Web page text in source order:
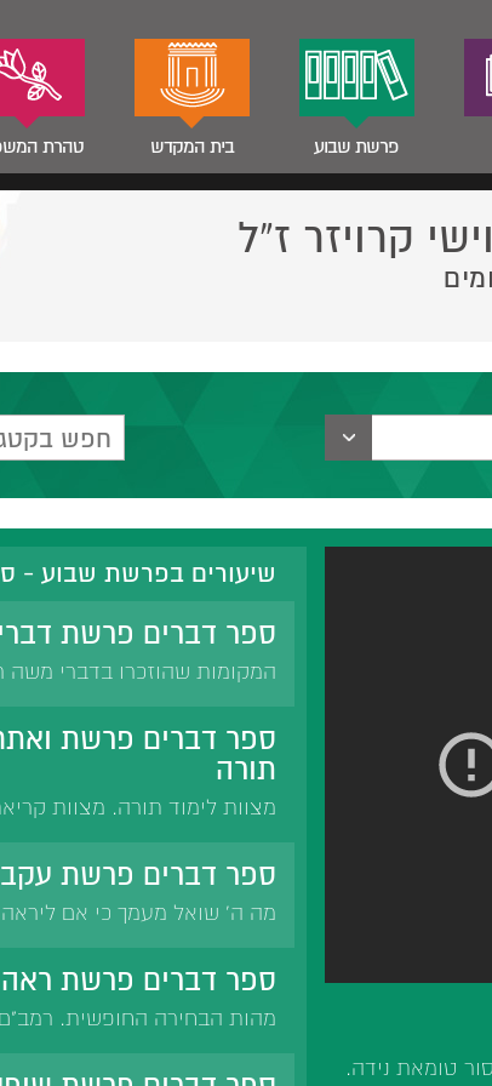
פרשת שבוע בית המקדש טהרת
קרויזר ז”ל
טומאת נידה.
שיעורים בפרשת שבוע -
ספר דברים פרשת
המקומות שהוזכרו בדברי משה
ספר דברים פרשת
תורה
מצוות לימוד תורה. מצוות
ספר דברים פרשת
מה ה' שואל מעמך כי אם
לכל התורה. רמב'ם: אהבת ה'
שיוויתי ה' לנגדי תמיד כלל גדול
ספר דברים פרשת
מהות הבחירה החופשית.
על הר גריזים והקללה על הר